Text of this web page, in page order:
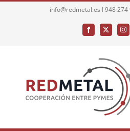
info@redmetal.es I 948
Facebook
X